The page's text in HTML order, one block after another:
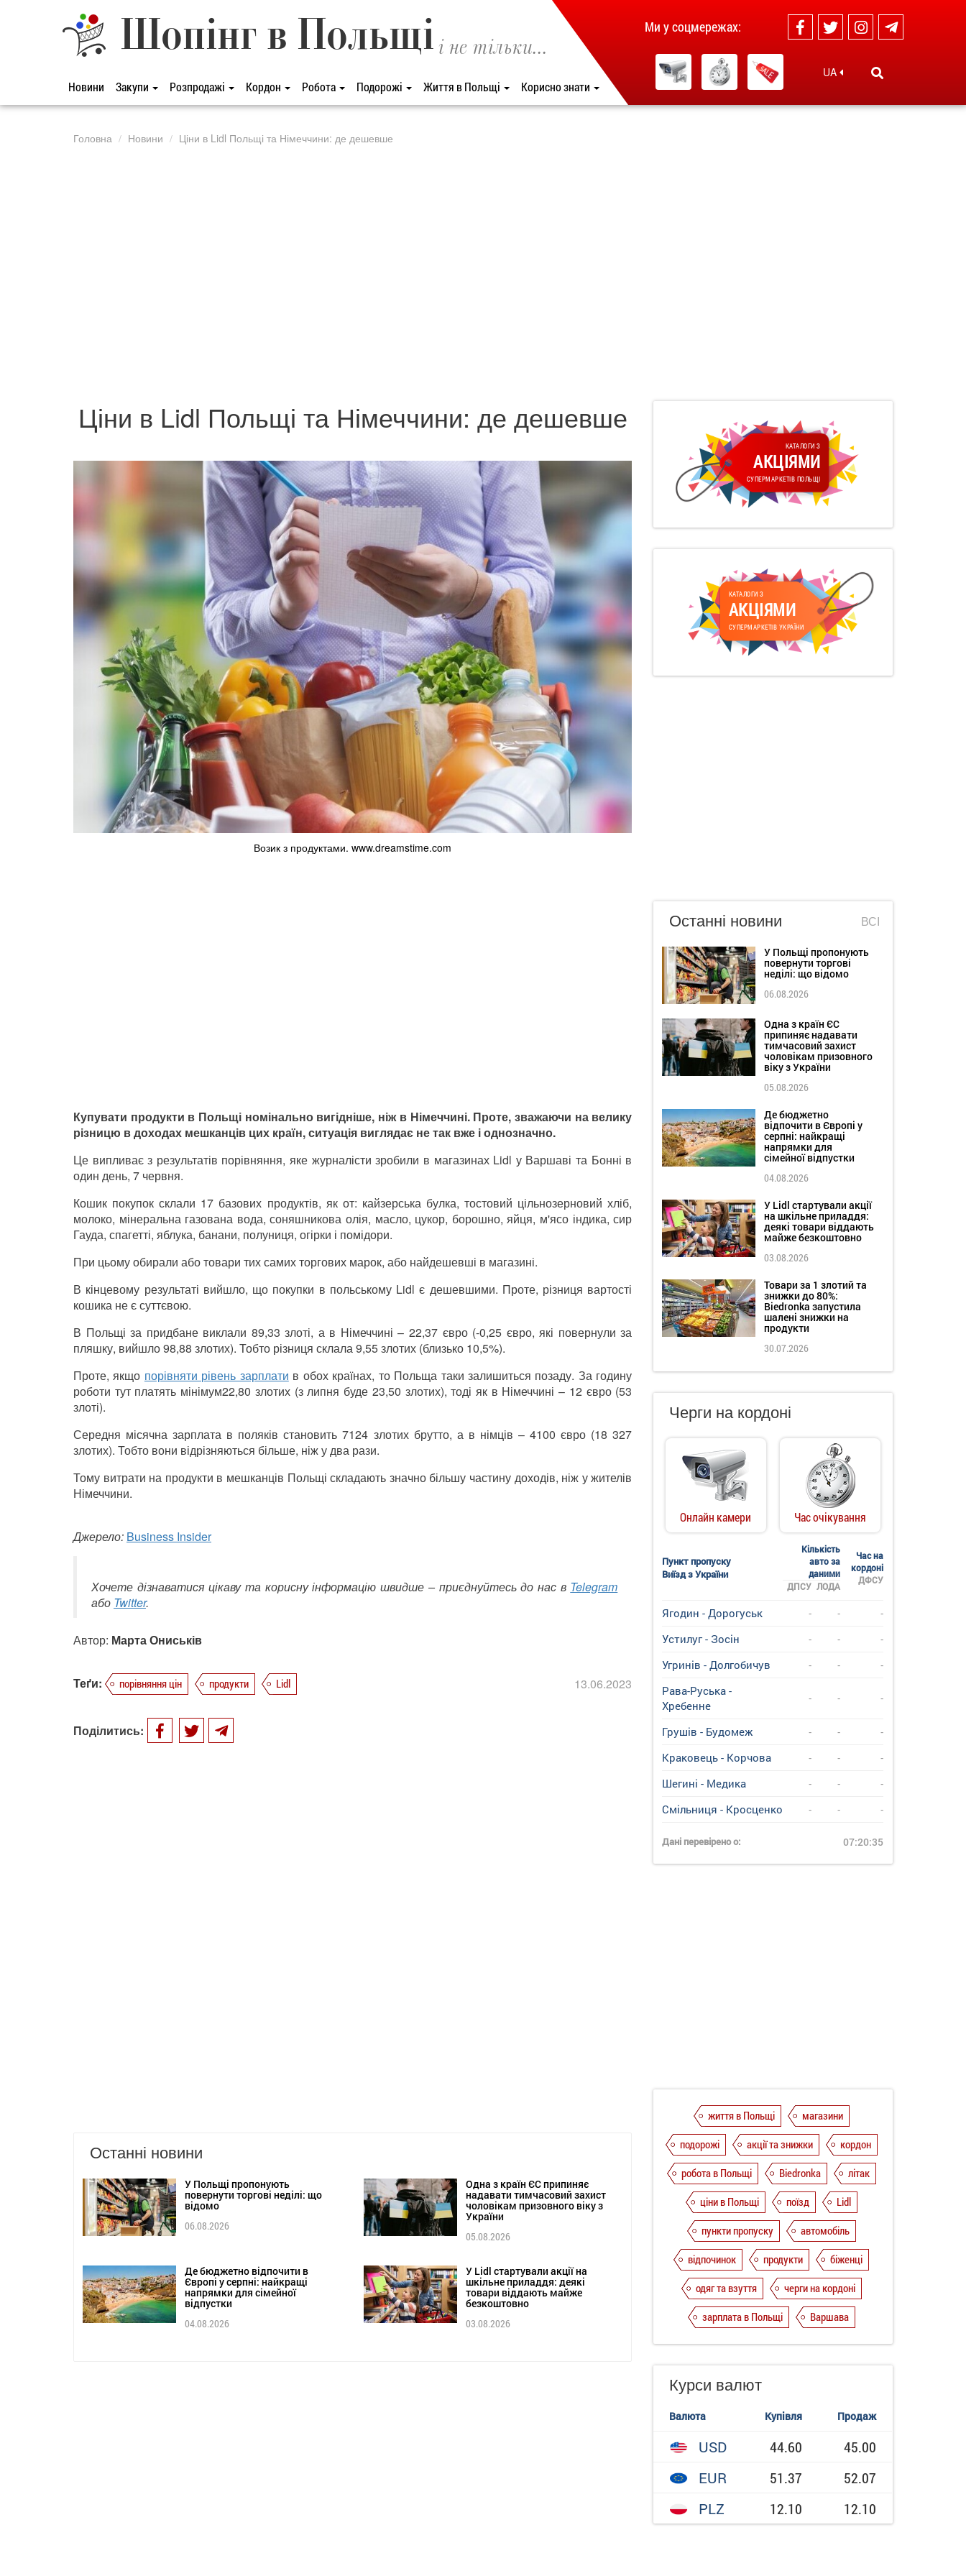
Шопінг в Польщі і не тільки...
Новини Закупи Розпродажі Кордон Робота Подорожі Життя в Польщі Корисно знати
Ми у соцмережах:
UA
Головна Новини Ціни в Lidl Польщі та Німеччини: де дешевше
Ціни в Lidl Польщі та Німеччини: де дешевше
Возик з продуктами. www.dreamstime.com
Купувати продукти в Польщі номінально вигідніше, ніж в Німеччині. Проте, зважаючи на велику
різницю в доходах мешканців цих країн, ситуація виглядає не так вже і однозначно.
Це випливає з результатів порівняння, яке журналісти зробили в магазинах Lidl у Варшаві та Бонні в
один день, 7 червня.
Кошик покупок склали 17 базових продуктів, як от: кайзерська булка, тостовий цільнозерновий хліб,
молоко, мінеральна газована вода, соняшникова олія, масло, цукор, борошно, яйця, м'ясо індика, сир
Гауда, спагетті, яблука, банани, полуниця, огірки і помідори.
При цьому обирали або товари тих самих торгових марок, або найдешевші в магазині.
В кінцевому результаті вийшло, що покупки в польському Lidl є дешевшими. Проте, різниця вартості
кошика не є суттєвою.
В Польщі за придбане виклали 89,33 злоті, а в Німеччині – 22,37 євро (-0,25 євро, які повернули за
пляшку, вийшло 98,88 злотих). Тобто різниця склала 9,55 злотих (близько 10,5%).
Проте, якщо порівняти рівень зарплати в обох країнах, то Польща таки залишиться позаду. За годину
роботи тут платять мінімум22,80 злотих (з липня буде 23,50 злотих), тоді як в Німеччині– 12 євро (53
злоті).
Середня місячна зарплата в поляків становить 7124 злотих брутто, а в німців –4100 євро (18 327
злотих). Тобто вони відрізняються більше, ніж у два рази.
Тому витрати на продукти в мешканців Польщі складають значно більшу частину доходів, ніж у жителів
Німеччини.
Джерело: Business Insider
Хочете дізнаватися цікаву та корисну інформацію швидше – приєднуйтесь до нас в Telegram
або Twitter.
Автор: Марта Ониськів
Теґи: порівняння цін продукти Lidl 13.06.2023
Поділитись:
Останні новини
У Польщі пропонують
повернути торгові неділі: що
відомо
06.08.2026
Одна з країн ЄС припиняє
надавати тимчасовий захист
чоловікам призовного віку з
України
05.08.2026
Де бюджетно відпочити в
Європі у серпні: найкращі
напрямки для сімейної
відпустки
04.08.2026
У Lidl стартували акції на
шкільне приладдя: деякі
товари віддають майже
безкоштовно
03.08.2026
КАТАЛОГИ З
АКЦІЯМИ
СУПЕРМАРКЕТІВ ПОЛЬЩІ
КАТАЛОГИ З
АКЦІЯМИ
СУПЕРМАРКЕТІВ УКРАЇНИ
Останні новини ВСІ
У Польщі пропонують
повернути торгові
неділі: що відомо
06.08.2026
Одна з країн ЄС
припиняє надавати
тимчасовий захист
чоловікам призовного
віку з України
05.08.2026
Де бюджетно
відпочити в Європі у
серпні: найкращі
напрямки для
сімейної відпустки
04.08.2026
У Lidl стартували акції
на шкільне приладдя:
деякі товари віддають
майже безкоштовно
03.08.2026
Товари за 1 злотий та
знижки до 80%:
Biedronka запустила
шалені знижки на
продукти
30.07.2026
Черги на кордоні
Онлайн камери Час очікування
Пункт пропуску
Виїзд з України
Кількість
авто за
даними
Час на
кордоні
ДФСУ
ДПСУ ЛОДА
Ягодин - Дорогуськ - -
-
Устилуг - Зосін
- -
-
Угринiв - Долгобичув
- -
-
Рава-Руська -
Хребенне
- - -
Грушів - Будомеж - -
-
Краковець - Корчова
- -
-
Шегині - Медика
- -
-
Смільниця - Кросценко
- - -
Дані перевірено о: 07:20:35
життя в Польщі
магазини
подорожі
акції та знижки
кордон
робота в Польщі
Biedronka
літак
ціни в Польщі
поїзд
Lidl
пункти пропуску
автомобіль
відпочинок
продукти
біженці
одяг та взуття
черги на кордоні
зарплата в Польщі
Варшава
Курси валют
Валюта Купівля Продаж
USD 44.60
45.00
EUR
51.37
52.07
PLZ
12.10 12.10